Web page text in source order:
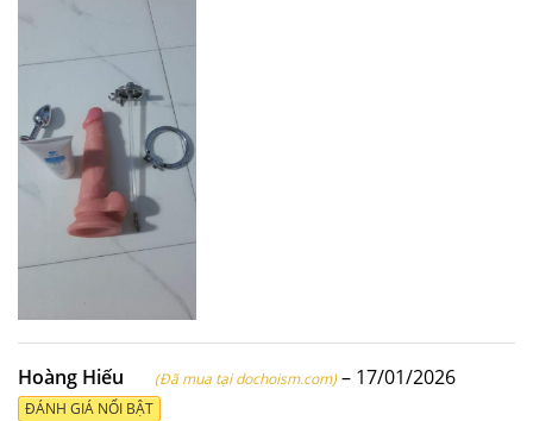
Hoàng Hiếu (Đã mua tại dochoism.com) – 17/01/2026
ĐÁNH GIÁ NỔI BẬT